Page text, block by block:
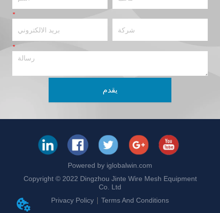
*بريد الالكتروني
*رسالة
يقدم
Powered by iglobalwin.com
Copyright © 2022 Dingzhou Jinte Wire Mesh Equipment
Co. Ltd
Privacy Policy
Terms And Conditions